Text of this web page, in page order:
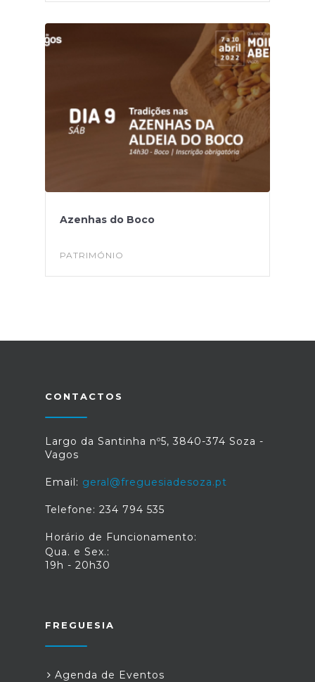
Azenhas do Boco
PATRIMÓNIO
CONTACTOS
Largo da Santinha nº5, 3840-374 Soza -
Vagos
Email: geral@freguesiadesoza.pt
Telefone: 234 794 535
Horário de Funcionamento:
Qua. e Sex.:
19h - 20h30
FREGUESIA
Agenda de Eventos